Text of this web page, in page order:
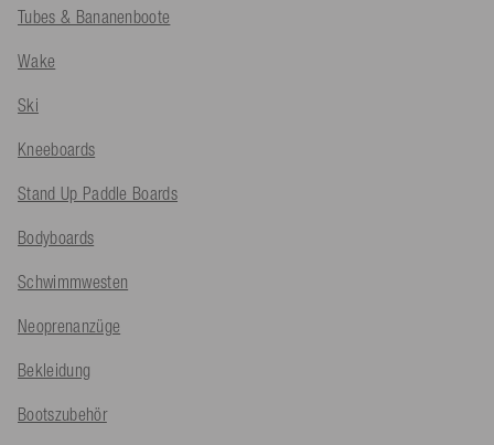
Tubes & Bananenboote
Wake
Ski
Kneeboards
Stand Up Paddle Boards
Bodyboards
Schwimmwesten
Neoprenanzüge
Bekleidung
Bootszubehör